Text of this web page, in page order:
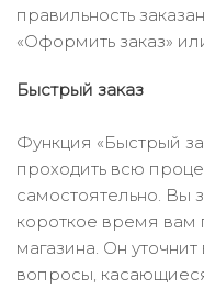
правильность
«Оформить заказ»
Быстрый заказ
Функция «Быстрый
проходить всю
самостоятельно. Вы
короткое время
магазина. Он уточнит
вопросы,